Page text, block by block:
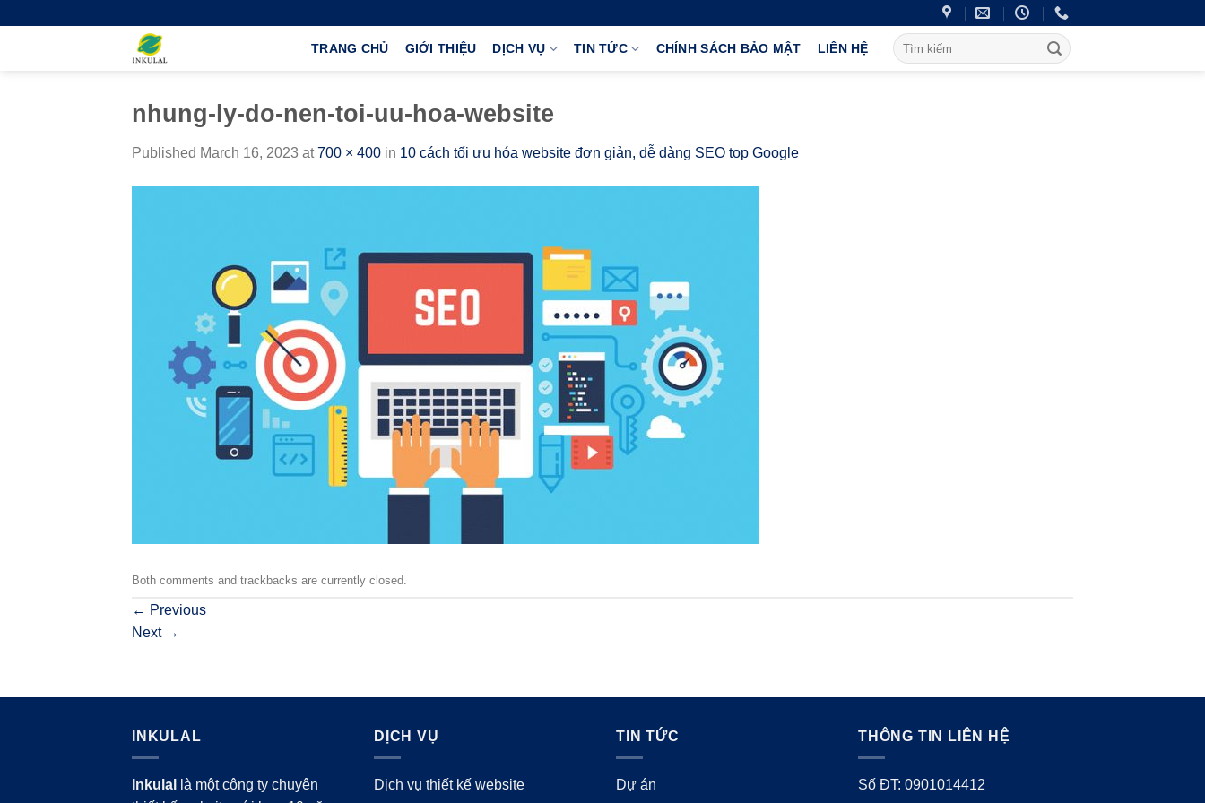
TRANG CHỦ GIỚI THIỆU DỊCH VỤ TIN TỨC CHÍNH SÁCH BẢO MẬT LIÊN HỆ
nhung-ly-do-nen-toi-uu-hoa-website
Published March 16, 2023 at700 × 400 in 10 cách tối ưu hóa website đơn giản, dễ dàng SEO top Google
Both comments and trackbacks are currently closed.
← Previous
Next →
INKULAL
Inkulal
là một công ty chuyên
DỊCH VỤ
Dịch vụ thiết kế website
TIN TỨC
Dự án
THÔNG TIN LIÊN HỆ
Số ĐT: 0901014412